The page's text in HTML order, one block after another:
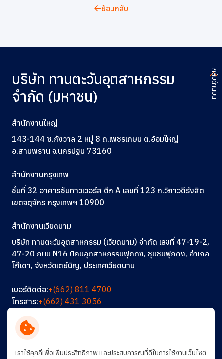
ย้อนกลับ
บริษัท ทานตะวันอุตสาหกรรม
จำกัด (มหาชน)
สำนักงานใหญ่
143-144 ซ.กังวาล 2 หมู่ 8 ถ.เพชรเกษม ต.อ้อมใหญ่
อ.สามพราน จ.นครปฐม 73160
สำนักงานกรุงเทพ
ชั้นที่ 32 อาคารซันทาวเวอร์ส ตึก A เลขที่ 123 ถ.วิภาวดีรังสิต
เขตจตุจักร กรุงเทพฯ 10900
สำนักงานเวียดนาม
บริษัท ทานตะวันอุตสาหกรรม (เวียดนาม) จำกัด เลขที่ 47-19-2,
47-20 ถนน N16 นิคมอุตสาหกรรมฟุกดง, ชุมชนฟุกดง, อำเภอ
โก๊เดา, จังหวัดเตย์นิญ, ประเทศเวียดนาม
เบอร์ติดต่อ:+(662) 811 4700
โทรสาร:+(662) 431 3056
ติดต่อเรา
ร่วมงานกับเรา
การพัฒนาอย่างยั่งยืน
กลับด้านบน
เราใช้คุกกี้เพื่อเพิ่มประสิทธิภาพ และประสบการณ์ที่ดีในการใช้งานเว็บไซต์